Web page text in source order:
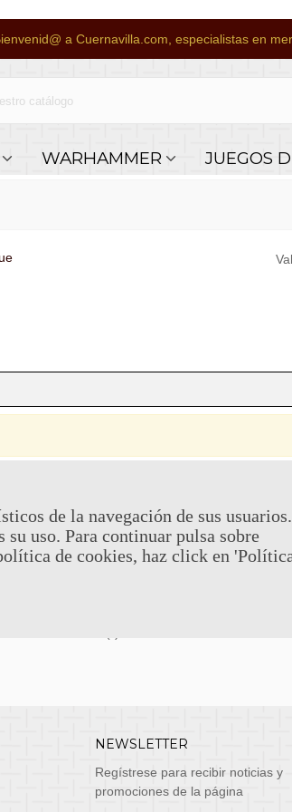
a Cuernavilla.com, especialistas en
WARHAMMER JUEGOS
a través de diversos
viernes no festivos, si
Teléfono y
email:
NEWSLETTER
Regístrese para recibir noticias y
promociones de la página
de la navegación de sus usuarios.
su uso. Para continuar pulsa sobre
de cookies, haz click en